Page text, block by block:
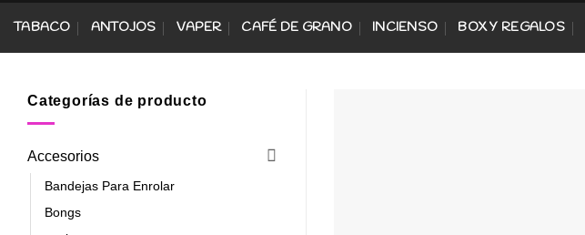
TABACO ANTOJOS VAPER CAFÉ DE GRANO INCIENSO BOX Y REGALOS
Categorías de producto
Accesorios
Bandejas Para Enrolar
Bongs